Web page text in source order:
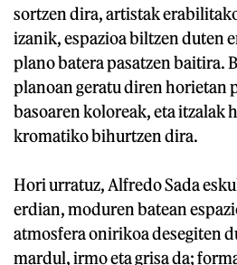
sortzen dira, artistak
izanik, espazioa biltzen duten
plano batera pasatzen baitira.
planoan geratu diren horietan
basoaren koloreak, eta itzalak
kromatiko bihurtzen dira.
Hori urratuz, Alfredo Sada
erdian, moduren batean
atmosfera onirikoa desegiten
mardul, irmo eta grisa da;